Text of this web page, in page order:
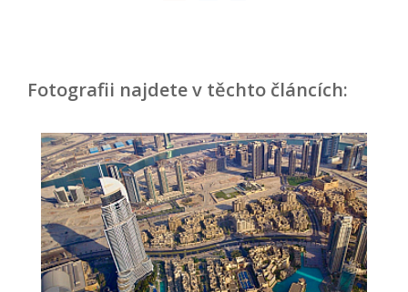
Fotografii najdete v těchto článcích: